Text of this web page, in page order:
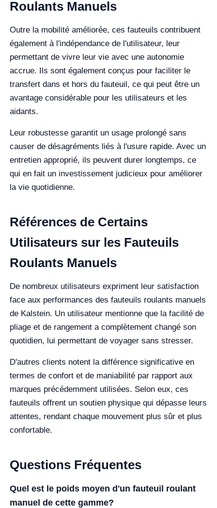
Roulants Manuels
Outre la mobilité améliorée, ces fauteuils contribuent
également à l'indépendance de l'utilisateur, leur
permettant de vivre leur vie avec une autonomie
accrue. Ils sont également conçus pour faciliter le
transfert dans et hors du fauteuil, ce qui peut être un
avantage considérable pour les utilisateurs et les
aidants.
Leur robustesse garantit un usage prolongé sans
causer de désagréments liés à l'usure rapide. Avec un
entretien approprié, ils peuvent durer longtemps, ce
qui en fait un investissement judicieux pour améliorer
la vie quotidienne.
Références de Certains
Utilisateurs sur les Fauteuils
Roulants Manuels
De nombreux utilisateurs expriment leur satisfaction
face aux performances des fauteuils roulants manuels
de Kalstein. Un utilisateur mentionne que la facilité de
pliage et de rangement a complètement changé son
quotidien, lui permettant de voyager sans stresser.
D'autres clients notent la différence significative en
termes de confort et de maniabilité par rapport aux
marques précédemment utilisées. Selon eux, ces
fauteuils offrent un soutien physique qui dépasse leurs
attentes, rendant chaque mouvement plus sûr et plus
confortable.
Questions Fréquentes
Quel est le poids moyen d'un fauteuil roulant
manuel de cette gamme?